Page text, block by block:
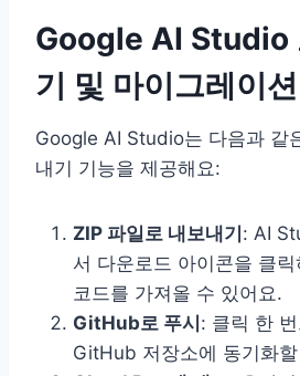
Google AI Studio
기 및 마이그레이
Google AI Studio는 다음과 같
내기 기능을 제공해요:
ZIP 파일로 내보내기: AI
서 다운로드 아이콘을 클
코드를 가져올 수 있어요.
GitHub로 푸시: 클릭 한
GitHub 저장소에 동기화